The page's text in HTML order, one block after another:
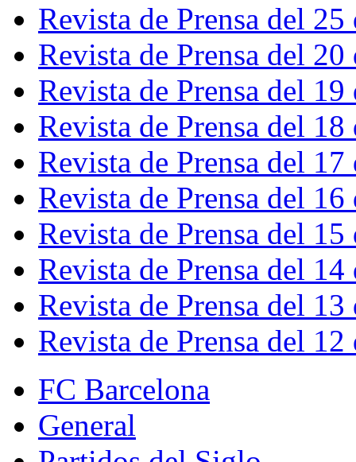
Revista de Prensa del
Revista de Prensa del
Revista de Prensa del
Revista de Prensa del
Revista de Prensa del
Revista de Prensa del
Revista de Prensa del
Revista de Prensa del
Revista de Prensa del
Revista de Prensa del
FC Barcelona
General